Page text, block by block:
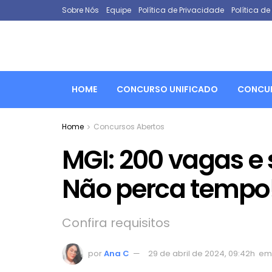
Sobre Nós Equipe Política de Privacidade Política de
HOME CONCURSO UNIFICADO
Home Concursos Abertos
MGI: 200 vagas e
Não perca
Confira requisitos
porAna C 29 de abril de 2024, 09:42h em